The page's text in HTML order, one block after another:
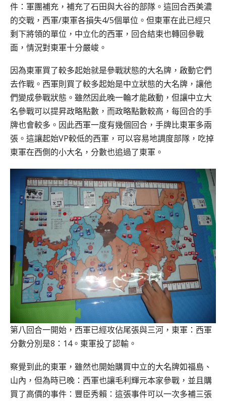
件：軍團補充，補充了石田與大谷的部隊。這回合西美濃
的交戰，西軍/東軍各損失4/5個單位。但東軍在此已經只
剩下將領的單位，中立化的西軍，回合結束也轉回參戰
面，情況對東軍十分嚴峻。
因為東軍買了較多起始就是參戰狀態的大名牌，啟動它們
去作戰。西軍則買了較多起始是中立狀態的大名牌，讓他
們變成參戰狀態。雖然因此晚一輪才能啟動，但讓中立大
名參戰可以提昇政略點數，而政略點數較高，每回合的手
牌也會較多。因此西軍一度有幾個回合，手牌比東軍多兩
張。這讓起始VP較低的西軍，可以容易地調度部隊，吃掉
東軍在西側的小大名，分數也追過了東軍。
第八回合一開始，西軍已經攻佔尾張與三河，東軍：西軍
分數分別是8：14。東軍投了認輸。
察覺到此的東軍，雖然也開始購買中立的大名牌如福島、
山內，但為時已晚：西軍也讓毛利輝元本家參戰，並且購
買了高價的事件：豐臣秀賴：這張事件可以一次多補三張